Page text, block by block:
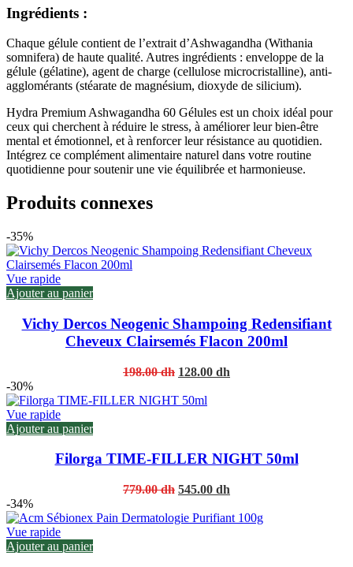
Ingrédients :
Chaque gélule contient de l’extrait d’Ashwagandha (Withania
somnifera) de haute qualité. Autres ingrédients : enveloppe de la
gélule (gélatine), agent de charge (cellulose microcristalline), anti-
agglomérants (stéarate de magnésium, dioxyde de silicium).
Hydra Premium Ashwagandha 60 Gélules est un choix idéal pour
ceux qui cherchent à réduire le stress, à améliorer leur bien-être
mental et émotionnel, et à renforcer leur résistance au quotidien.
Intégrez ce complément alimentaire naturel dans votre routine
quotidienne pour soutenir une vie équilibrée et harmonieuse.
Produits connexes
-35%
Vue rapide
Ajouter au panier
Vichy Dercos Neogenic Shampoing Redensifiant
Cheveux Clairsemés Flacon 200ml
198.00dh Original
was:
128.00 dh
-30%
Vue rapide
Ajouter au panier
Filorga TIME-FILLER NIGHT 50ml
779.00dh Original
was:
545.00 dh
is:
-34%
Vue rapide
Ajouter au panier